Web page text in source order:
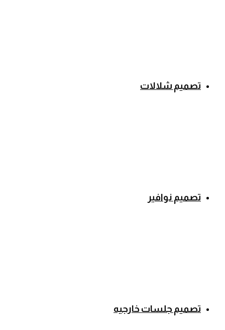
تصميم شلالات
تصميم نوافير
تصميم جلسات خارجيه